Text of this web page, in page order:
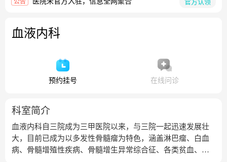
公告 官方认领
血液内科
预约挂号 在线问诊
科室简介
血液内科自三院成为三甲医院以来，与三院一起迅速发展壮
大，目前已成为以多发性骨髓瘤为特色，涵盖淋巴瘤、白血
病、骨髓增殖性疾病、骨髓增生异常综合征、各类贫血、血